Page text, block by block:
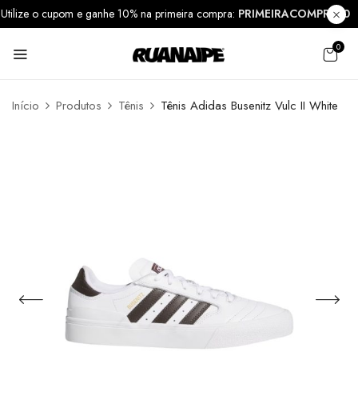
Utilize o cupom e ganhe 10% na primeira compra:
0
Início Produtos Tênis Tênis Adidas Busenitz Vulc II White